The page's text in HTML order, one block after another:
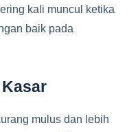
kali muncul ketika
baik pada
mulus dan lebih